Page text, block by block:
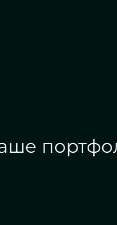
Наше